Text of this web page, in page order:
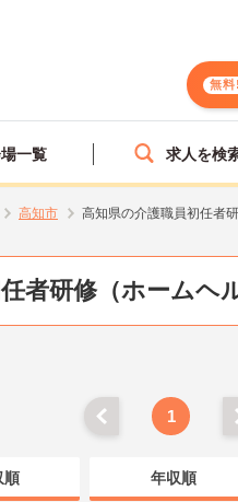
無
一覧 求人を検
高知市 高知県の介護職員初任者
者研修（ホームヘ
1
順 年収順